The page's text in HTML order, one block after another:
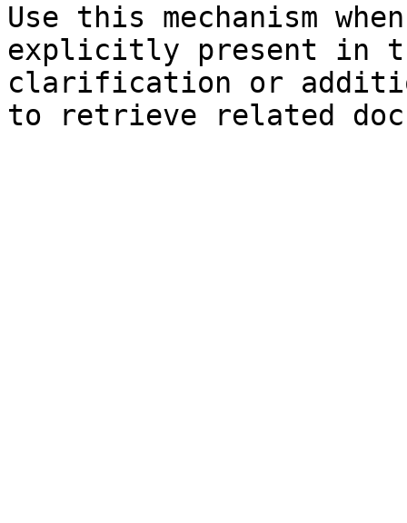
Use this mechanism
explicitly present in
clarification or